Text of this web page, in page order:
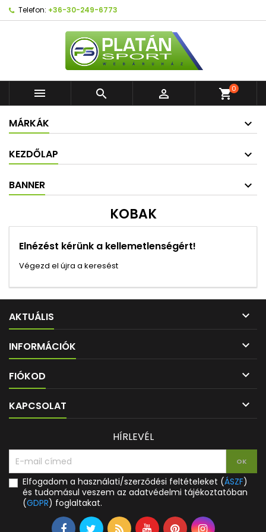
Telefon: +36-30-249-6773
   shopping_cart0
MÁRKÁK
KEZDŐLAP
BANNER
KOBAK
Elnézést kérünk a kellemetlenségért!
Végezd el újra a keresést
AKTUÁLIS 
INFORMÁCIÓK 
FIÓKOD 
KAPCSOLAT 
HÍRLEVÉL
Elfogadom a használati/szerződési feltételeket (ÁSZF)
és tudomásul veszem az adatvédelmi tájékoztatóban
(GDPR) foglaltakat.